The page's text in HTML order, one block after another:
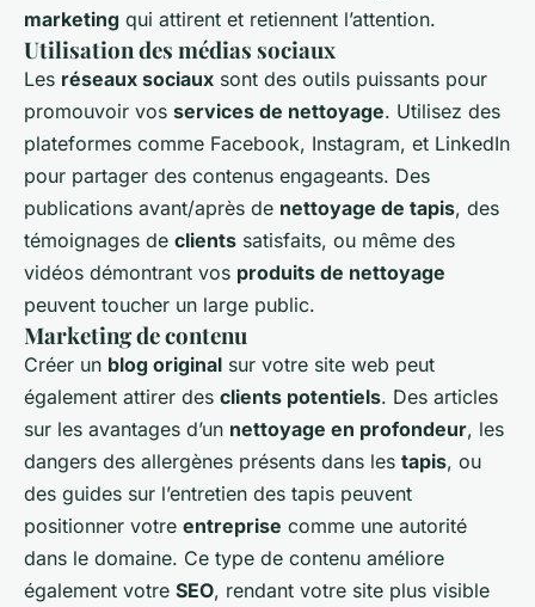
marketing qui attirent et retiennent l’attention.
Utilisation des médias sociaux
Les réseaux sociaux sont des outils puissants pour
promouvoir vos services de nettoyage. Utilisez des
plateformes comme Facebook, Instagram, et LinkedIn
pour partager des contenus engageants. Des
publications avant/après de nettoyage de tapis, des
témoignages de clients satisfaits, ou même des
vidéos démontrant vos produits de nettoyage
peuvent toucher un large public.
Marketing de contenu
Créer un blog original sur votre site web peut
également attirer des clients potentiels. Des articles
sur les avantages d’un nettoyage en profondeur, les
dangers des allergènes présents dans les tapis, ou
des guides sur l’entretien des tapis peuvent
positionner votre entreprise comme une autorité
dans le domaine. Ce type de contenu améliore
également votre SEO, rendant votre site plus visible